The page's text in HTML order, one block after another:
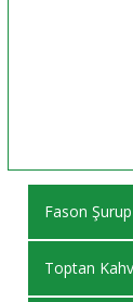
Fason
Toptan